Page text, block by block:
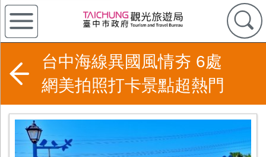
台中海線異國風情夯 6處
網美拍照打卡景點超熱門